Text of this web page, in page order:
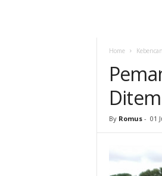
Home
By Romus - 01